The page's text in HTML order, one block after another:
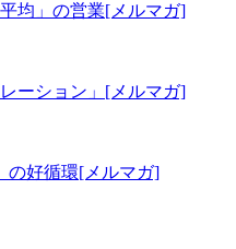
均」の営業[メルマガ]
ーション」 [メルマガ]
の好循環[メルマガ]